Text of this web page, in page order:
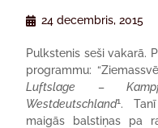
24 decembris, 2015
Pulkstenis seši vakarā.
programmu:
Luftslage –
Westdeutschland1.
maigās balstiņas pa